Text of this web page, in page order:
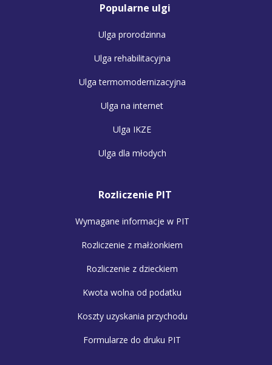
Popularne ulgi
Ulga prorodzinna
Ulga rehabilitacyjna
Ulga termomodernizacyjna
Ulga na internet
Ulga IKZE
Ulga dla młodych
Rozliczenie PIT
Wymagane informacje w PIT
Rozliczenie z małżonkiem
Rozliczenie z dzieckiem
Kwota wolna od podatku
Koszty uzyskania przychodu
Formularze do druku PIT